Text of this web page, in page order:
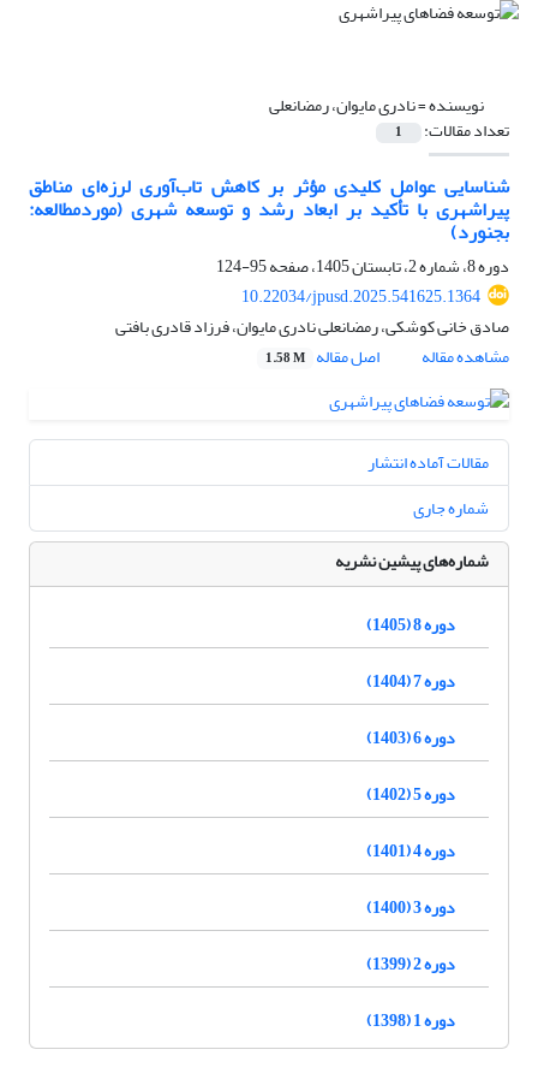
نویسنده =نادری مایوان، رمضانعلی
تعداد مقالات: 1
شناسایی عوامل کلیدی مؤثر بر کاهش تاب‌آوری لرزه‌ای مناطق
پیراشهری با تأکید بر ابعاد رشد و توسعه شهری (موردمطالعه:
بجنورد)
دوره 8، شماره 2، تابستان 1405، صفحه
95-124
10.22034/jpusd.2025.541625.1364
صادق خانی کوشکی، رمضانعلی نادری مایوان، فرزاد قادری بافتی
مشاهده مقاله
اصل مقاله 1.58 M
مقالات آماده انتشار
شماره جاری
شماره‌های پیشین نشریه
دوره 8 (1405)
دوره 7 (1404)
دوره 6 (1403)
دوره 5 (1402)
دوره 4 (1401)
دوره 3 (1400)
دوره 2 (1399)
دوره 1 (1398)